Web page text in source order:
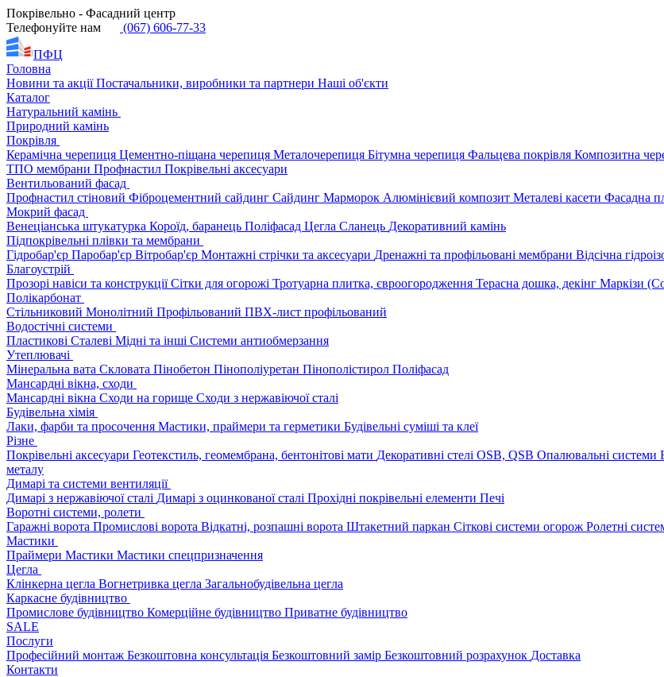
Покрівельно - Фасадний центр
Телефонуйте нам
(067) 606-77-33
ПФЦ
Головна
Новини та акціїПостачальники, виробники та партнери Наші об'єкти
Каталог
Натуральний камінь
Природний камінь
Покрівля
Керамічна черепиця Цементно-піщана черепиця Металочерепиця Бітумна черепиця Фальцева покрівля Композитна
ТПО мембрани Профнастил Покрівельні аксесуари
Вентильований фасад
Профнастил стіновий Фіброцементний сайдинг Сайдинг Марморок Алюмінієвий композит Металеві касети Фасадна
Мокрий фасад
Венеціанська штукатурка Короїд, баранець Поліфасад Цегла Сланець Декоративний камінь
Підпокрівельні плівки та мембрани
Гідробар'єр Паробар'єр Вітробар'єр Монтажні стрічки та аксесуари Дренажні та профільовані мембрани Відсічна
Благоустрій
Прозорі навіси та конструкціїСітки для огорожі Тротуарна плитка, євроогородження Терасна дошка, декінг Маркізи
Полікарбонат
Стільниковий Монолітний Профільований ПВХ-лист профільований
Водостічні системи
Пластикові Сталеві Мідні та інші Системи антиобмерзання
Утеплювачі
Мінеральна вата Скловата Пінобетон Пінополіуретан Пінополістирол Поліфасад
Мансардні вікна, сходи
Мансардні вікна Сходи на горище Сходи з нержавіючої сталі
Будівельна хімія
Лаки, фарби та просочення Мастики, праймери та герметики Будівельні суміші та клеї
Різне
Покрівельні аксесуари Геотекстиль, геомембрана, бентонітові мати Декоративні стелі OSB, QSB Опалювальні системи
металу
Димарі та системи вентиляції
Димарі з нержавіючої сталі Димарі з оцинкованої сталі Прохідні покрівельні елементи Печі
Воротні системи, ролети
Гаражні ворота Промислові ворота Відкатні, розпашні ворота Штакетний паркан Сіткові системи огорож Ролетні
Мастики
Праймери Мастики Мастики спецпризначення
Цегла
Клінкерна цегла Вогнетривка цегла Загальнобудівельна цегла
Каркасне будівництво
Промислове будівництво Комерційне будівництво Приватне будівництво
SALE
Послуги
Професійний монтаж Безкоштовна консультація Безкоштовний замір Безкоштовний розрахунок Доставка
Контакти